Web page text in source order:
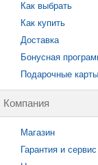
Как выбрать
Как купить
Доставка
Бонусная
Подарочные карты
Компания
Магазин
Гарантия и сервис